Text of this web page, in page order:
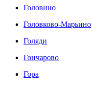
Головино
Головково-Марьино
Голяди
Гончарово
Гора